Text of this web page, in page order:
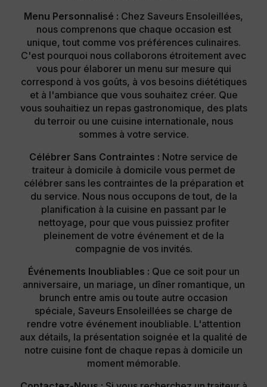
Menu Personnalisé : Chez Saveurs Ensoleillées,
nous comprenons que chaque occasion est
unique, tout comme vos préférences culinaires.
C'est pourquoi nous collaborons étroitement avec
vous pour élaborer un menu sur mesure qui
correspond à vos goûts, à vos besoins diététiques
et à l'ambiance que vous souhaitez créer. Que
vous souhaitiez un repas gastronomique, des plats
du terroir ou une cuisine internationale, nous
sommes à votre service.
Célébrer Sans Contraintes : Notre service de
traiteur à domicile à domicile vous permet de
célébrer sans les contraintes de la préparation et
du service. Nous nous occupons de tout, de la
planification à la cuisine en passant par le
nettoyage, pour que vous puissiez profiter
pleinement de votre événement et de la
compagnie de vos invités.
Événements Inoubliables : Que ce soit pour un
anniversaire, un mariage, un dîner romantique, un
brunch entre amis ou toute autre occasion
spéciale, Saveurs Ensoleillées se charge de
rendre votre événement inoubliable. L'attention
aux détails, la présentation soignée et la qualité de
notre cuisine font de chaque repas à domicile un
moment mémorable.